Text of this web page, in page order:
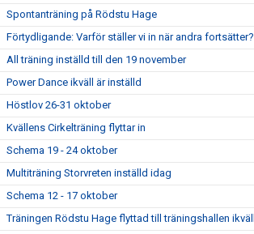
Spontanträning på Rödstu Hage
Förtydligande: Varför ställer vi in när andra fortsätter?
All träning inställd till den 19 november
Power Dance ikväll är inställd
Höstlov 26-31 oktober
Kvällens Cirkelträning flyttar in
Schema 19 - 24 oktober
Multiträning Storvreten inställd idag
Schema 12 - 17 oktober
Träningen Rödstu Hage flyttad till träningshallen ikväll